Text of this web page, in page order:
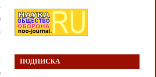
ПОДПИСКА